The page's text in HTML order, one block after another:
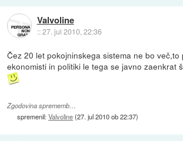
Valvoline
::27. jul 2010, 22:36
Čez 20 let pokojninskega sistema ne bo
ekonomisti in politiki le tega se javno zaenkrat
Zgodovina sprememb…
spremenil:Valvoline(27. jul 2010 ob 22:37)